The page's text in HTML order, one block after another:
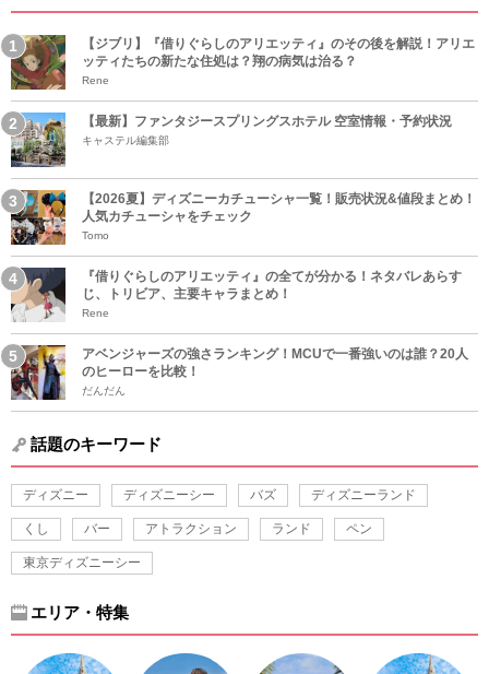
【ジブリ】『借りぐらしのアリエッティ』のその後を解説！アリエ
ッティたちの新たな住処は？翔の病気は治る？
Rene
【最新】ファンタジースプリングスホテル 空室情報・予約状況
キャステル編集部
【2026夏】ディズニーカチューシャ一覧！販売状況&値段まとめ！
人気カチューシャをチェック
Tomo
『借りぐらしのアリエッティ』の全てが分かる！ネタバレあらす
じ、トリビア、主要キャラまとめ！
Rene
アベンジャーズの強さランキング！MCUで一番強いのは誰？20人
のヒーローを比較！
だんだん
話題のキーワード
ディズニー ディズニーシー バズ ディズニーランド
くし バー アトラクション ランド ペン
東京ディズニーシー
エリア・特集